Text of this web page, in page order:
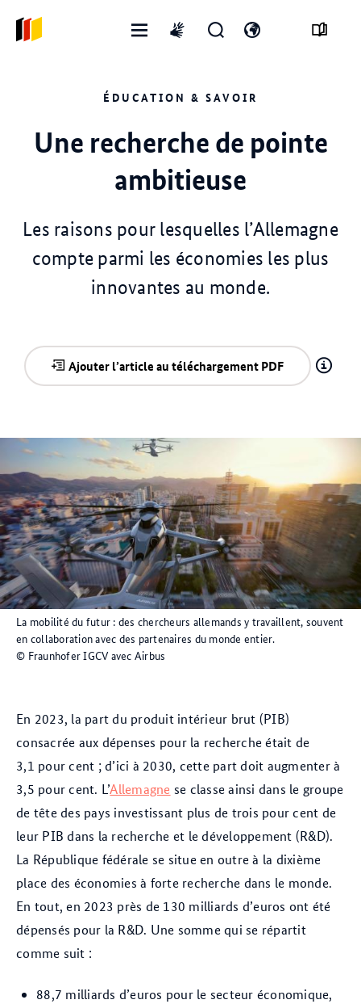
de
langue
ÉDUCATION & SAVOIR
Une recherche de pointe
ambitieuse
Les raisons pour lesquelles l’Allemagne
compte parmi les économies les plus
innovantes au monde.
Ajouter l’article au téléchargement PDF
La mobilité du futur : des chercheurs allemands y travaillent, souvent
en collaboration avec des partenaires du monde entier.
© Fraunhofer IGCV avec Airbus
En 2023, la part du produit intérieur brut (PIB)
consacrée aux dépenses pour la recherche était de
3,1 pour cent ; d’ici à 2030, cette part doit augmenter à
3,5 pour cent. L’Allemagne se classe ainsi dans le groupe
de tête des pays investissant plus de trois pour cent de
leur PIB dans la recherche et le développement (R&D).
La République fédérale se situe en outre à la dixième
place des économies à forte recherche dans le monde.
En tout, en 2023 près de 130 milliards d’euros ont été
dépensés pour la R&D. Une somme qui se répartit
comme suit :
88,7 milliards d’euros pour le secteur économique,